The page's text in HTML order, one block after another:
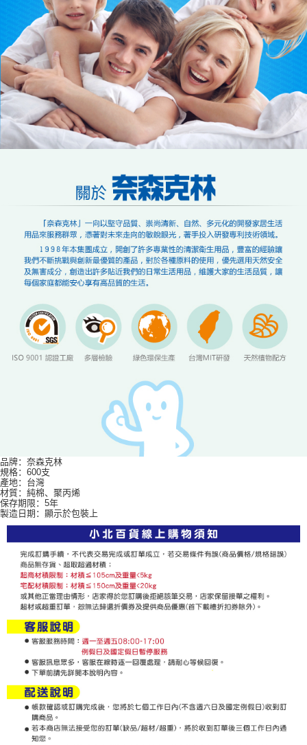
料，請勿選用本服務。
品牌：奈森克林
規格：600支
產地：台灣
材質：純棉、聚丙烯
保存期限：5年
製造日期：顯示於包裝上